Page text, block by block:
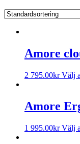
Amore
2 795.00kr Välj
Amore
1 995.00kr Välj